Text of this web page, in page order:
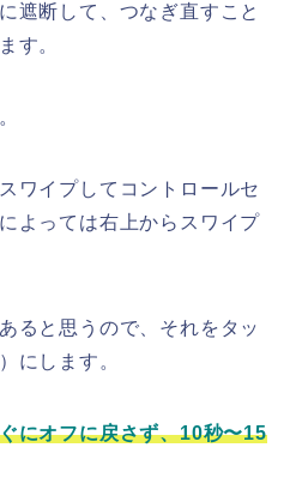
遮断して、つなぎ直すこと
す。
ワイプしてコントロールセ
よっては右上からスワイプ
ると思うので、それをタッ
にします。
にオフに戻さず、10秒〜15